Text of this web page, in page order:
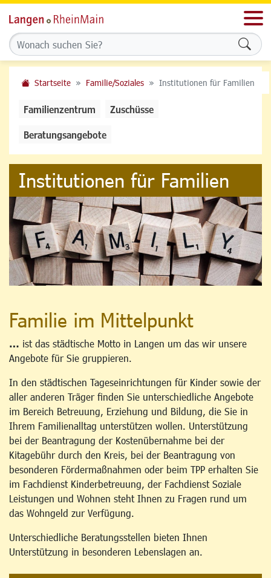
Startseite Familie/Soziales Institutionen für Familien
Familienzentrum Zuschüsse
Beratungsangebote
Institutionen für Familien
Familie im Mittelpunkt
… ist das städtische Motto in Langen um das wir unsere
Angebote für Sie gruppieren.
In den städtischen Tageseinrichtungen für Kinder sowie der
aller anderen Träger finden Sie unterschiedliche Angebote
im Bereich Betreuung, Erziehung und Bildung, die Sie in
Ihrem Familienalltag unterstützen wollen. Unterstützung
bei der Beantragung der Kostenübernahme bei der
Kitagebühr durch den Kreis, bei der Beantragung von
besonderen Fördermaßnahmen oder beim TPP erhalten Sie
im Fachdienst Kinderbetreuung, der Fachdienst Soziale
Leistungen und Wohnen steht Ihnen zu Fragen rund um
das Wohngeld zur Verfügung.
Unterschiedliche Beratungsstellen bieten Ihnen
Unterstützung in besonderen Lebenslagen an.